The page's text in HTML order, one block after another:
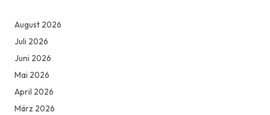
August 2026
Juli 2026
Juni 2026
Mai 2026
April 2026
März 2026